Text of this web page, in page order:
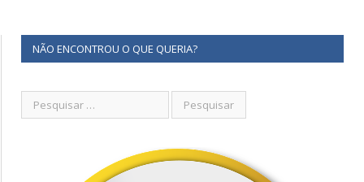
NÃO ENCONTROU O QUE QUERIA?